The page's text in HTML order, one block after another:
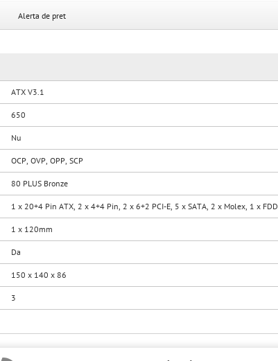
Alerta de pret
ATX V3.1
650
Nu
OCP, OVP, OPP, SCP
80 PLUS Bronze
1 x 20+4 Pin ATX, 2 x 4+4 Pin, 2 x 6+2 PCI-E, 5 x SATA, 2 x Molex, 1 x FDD
1 x 120mm
Da
150 x 140 x 86
3